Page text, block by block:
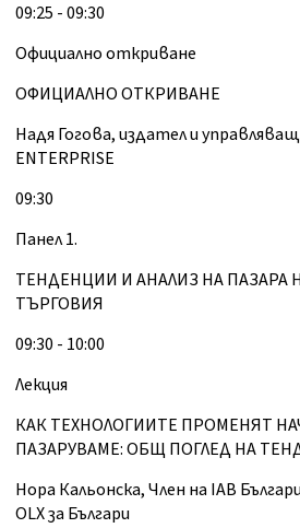
09:25 - 09:30
Официално откриване
ОФИЦИАЛНО ОТКРИВАНЕ
Надя Гогова, издател и
ENTERPRISE
09:30
Панел 1.
ТЕНДЕНЦИИ И АНАЛИЗ НА ПАЗАРА
ТЪРГОВИЯ
09:30 - 10:00
Лекция
КАК ТЕХНОЛОГИИТЕ ПРОМЕНЯТ
ПАЗАРУВАМЕ: ОБЩ ПОГЛЕД НА
Нора Кальонска, Член на IAB
OLX за Българи